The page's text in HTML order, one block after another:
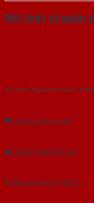
Nội thất tủ quần
Với kinh nghiệm nhiêu
Gửi yêu cầu tư vấn
Tải báo giá tổng hợp
Yêu cầu gọi lại (3 phút)